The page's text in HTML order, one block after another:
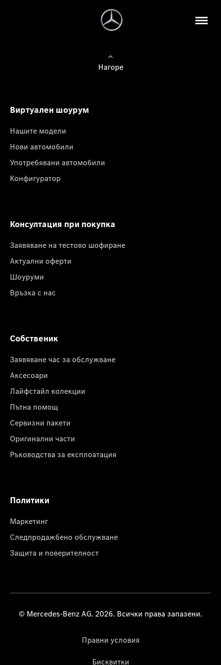
Нагоре
Виртуален шоурум
Нашите модели
Нови автомобили
Употребявани автомобили
Конфигуратор
Консултация при покупка
Заявяване на тестово шофиране
Актуални оферти
Шоуруми
Връзка с нас
Собственик
Заявяване час за обслужване
Аксесоари
Лайфстайл колекции
Пътна помощ
Сервизни пакети
Оригинални части
Ръководства за експлоатация
Политики
Маркетинг
Следпродажбено обслужване
Защита и поверителност
© Mercedes-Benz AG. 2026. Всички права запазени.
Правни условия
Бисквитки